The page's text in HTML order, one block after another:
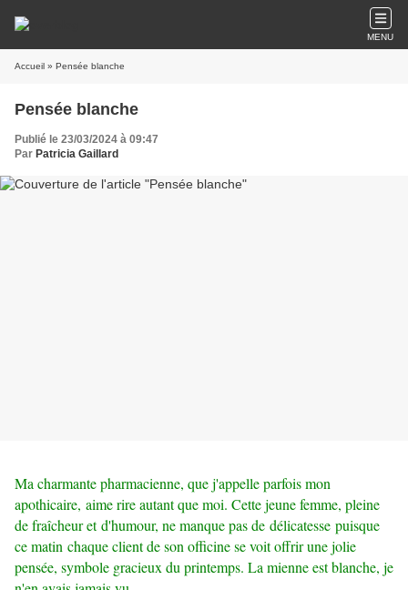
MENU
Accueil » Pensée blanche
Pensée blanche
Publié le 23/03/2024 à 09:47
Par Patricia Gaillard
Ma charmante pharmacienne, que j'appelle parfois mon
apothicaire, aime rire autant que moi. Cette jeune femme, pleine
de fraîcheur et d'humour, ne manque pas de délicatesse puisque
ce matin chaque client de son officine se voit offrir une jolie
pensée, symbole gracieux du printemps. La mienne est blanche, je